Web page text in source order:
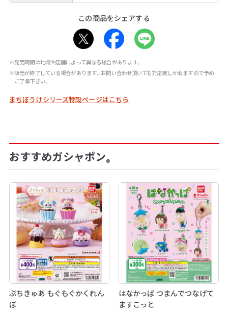
この商品をシェアする
※発売時期は地域や店舗によって異なる場合があります。
※販売が終了している場合があります。お問い合わせ頂いても対応致しかねますので予め
ご了承下さい。
まちぼうけシリーズ特設ページはこちら
おすすめガシャポン®
ぷちきゅあ もぐもぐかくれん
ぼ
はなかっぱ つまんでつなげて
ますこっと